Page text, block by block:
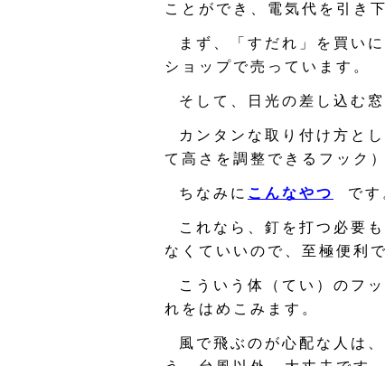
ことができ、電気代を引き
まず、「すだれ」を買い
ショップで売っています。
そして、日光の差し込む
カンタンな取り付け方と
て高さを調整できるフック
ちなみに こんなやつ です
これなら、釘を打つ必要
なくていいので、至極便利で
こういう体（てい）のフ
れをはめこみます。
風で飛ぶのが心配な人は